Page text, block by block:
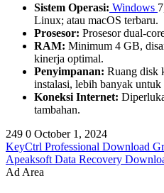
Sistem Operasi: Windows
Linux; atau macOS terbaru.
Prosesor: Prosesor dual-
RAM: Minimum 4 GB,
kinerja optimal.
Penyimpanan: Ruang disk
instalasi, lebih banyak untuk
Koneksi Internet:
tambahan.
249 0 October 1, 2024
KeyCtrl Professional Download
Apeaksoft Data Recovery
Ad Area